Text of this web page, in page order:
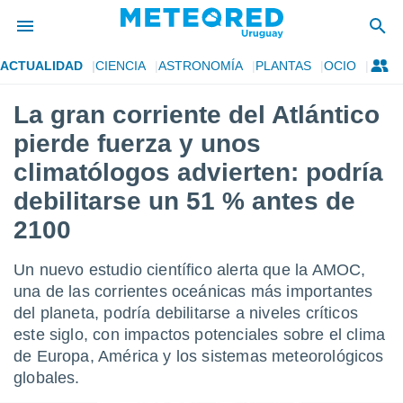
de
ha
por
para
la
que se
calidad.
las
y
forma
digital
basada
ACTUALIDAD CIENCIA ASTRONOMÍA PLANTAS OCIO
La gran corriente del Atlántico
pierde fuerza y unos
climatólogos advierten: podría
debilitarse un 51 % antes de
2100
Un nuevo estudio científico alerta que la AMOC,
una de las corrientes oceánicas más importantes
del planeta, podría debilitarse a niveles críticos
este siglo, con impactos potenciales sobre el clima
de Europa, América y los sistemas meteorológicos
globales.